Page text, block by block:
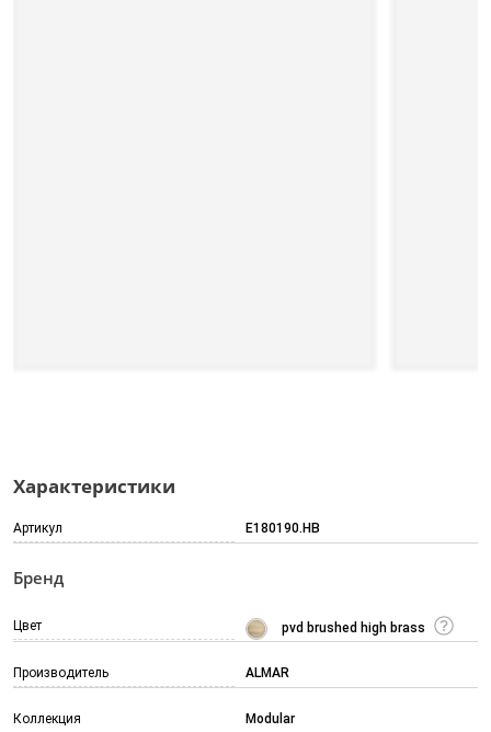
Характеристики
Артикул E180190.HB
Бренд
Цвет pvd brushed high brass
Производитель ALMAR
Коллекция Modular